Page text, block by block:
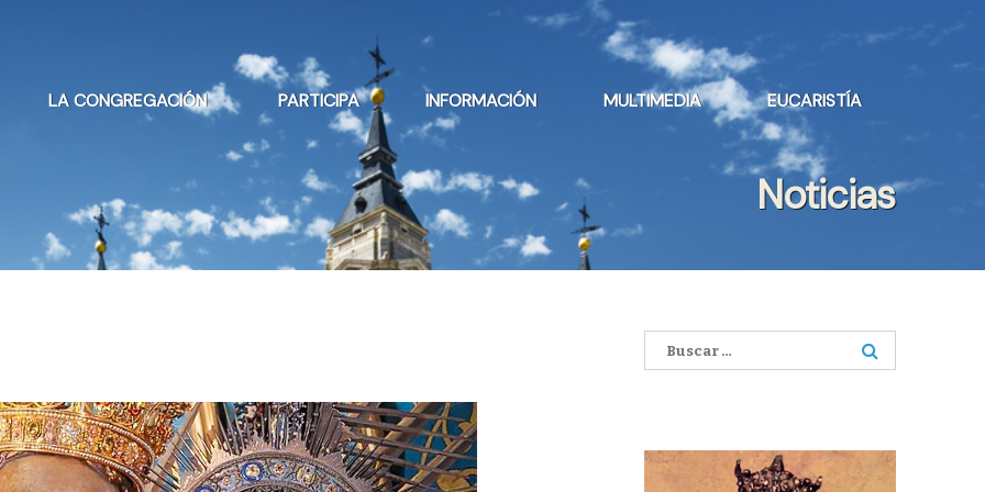
LA CONGREGACIÓN PARTICIPA INFORMACIÓN MULTIMEDIA EUCARISTÍA
Noticias
Buscar: